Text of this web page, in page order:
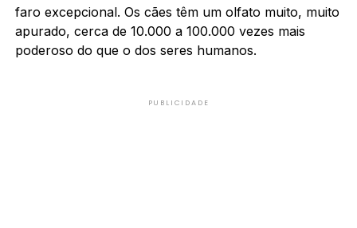
faro excepcional. Os cães têm um olfato muito, muito
apurado, cerca de 10.000 a 100.000 vezes mais
poderoso do que o dos seres humanos.
PUBLICIDADE